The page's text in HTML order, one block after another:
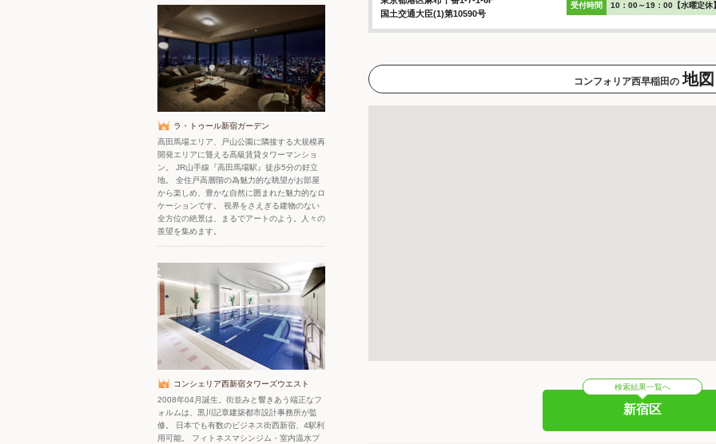
国土交通大臣(1)第10590号
受付時間 10：00～19：00【水曜定休
コンフォリア西早稲田の 地図
検索結果一覧へ
新宿区
ラ・トゥール新宿ガーデン
高田馬場エリア、戸山公園に隣接する大規模再
開発エリアに聳える高級賃貸タワーマンショ
ン。 JR山手線『高田馬場駅』徒歩5分の好立
地。 全住戸高層階の為魅力的な眺望がお部屋
から楽しめ、豊かな自然に囲まれた魅力的なロ
ケーションです。 視界をさえぎる建物のない
全方位の絶景は、まるでアートのよう。人々の
羨望を集めます。
コンシェリア西新宿タワーズウエスト
2008年04月誕生。街並みと響きあう端正なフ
ォルムは、黒川記章建築都市設計事務所が監
修。 日本でも有数のビジネス街西新宿、4駅利
用可能。 フィトネスマシンジム・室内温水プ